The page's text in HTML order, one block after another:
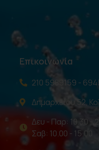
Επικοινωνία
210 5989159 -
Δημαρχείου 52,
Δευ - Παρ: 10.30 -
Σαβ: 10.00 - 15.00